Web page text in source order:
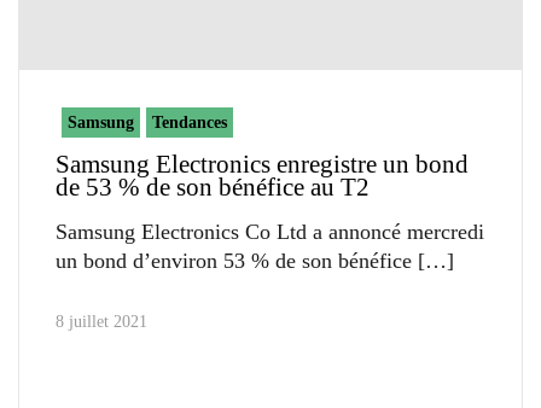
Samsung Tendances
Samsung Electronics enregistre un bond
de 53 % de son bénéfice au T2
Samsung Electronics Co Ltd a annoncé mercredi
un bond d’environ 53 % de son bénéfice
8 juillet 2021